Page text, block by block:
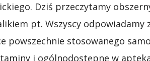
Dziś przeczytamy
pt. Wszyscy odpowiadamy
powszechnie stosowanego
i ogólnodostępne w